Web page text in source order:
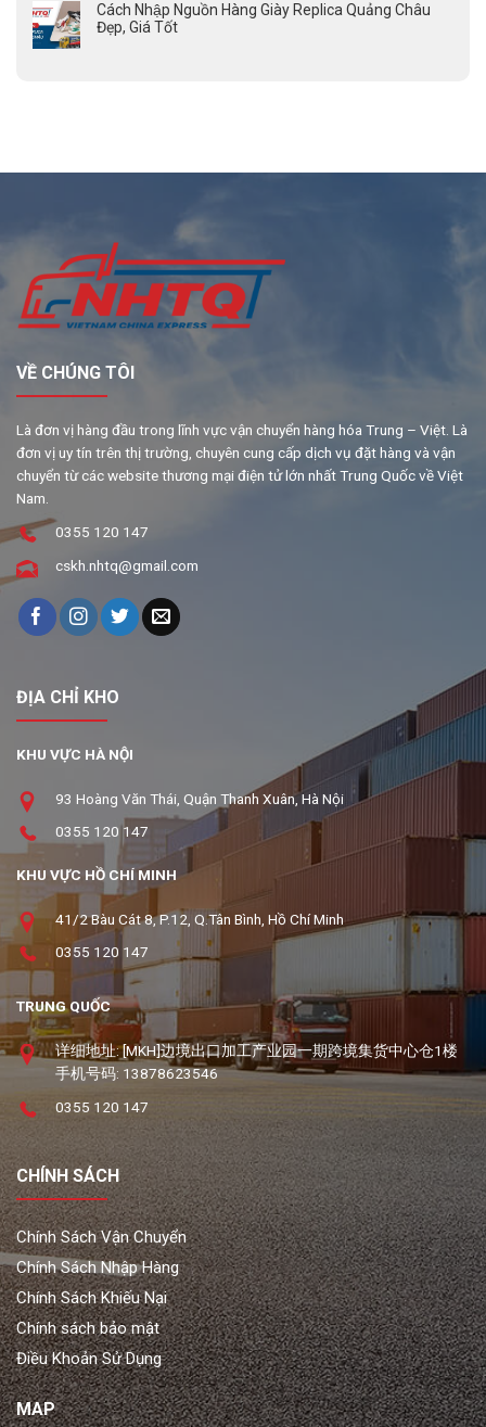
Cách Nhập Nguồn Hàng Giày Replica Quảng Châu
Đẹp, Giá Tốt
VỀ CHÚNG TÔI
Là đơn vị hàng đầu trong lĩnh vực vận chuyển hàng hóa Trung – Việt. Là
đơn vị uy tín trên thị trường, chuyên cung cấp dịch vụ đặt hàng và vận
chuyển từ các website thương mại điện tử lớn nhất Trung Quốc về Việt
Nam.
0355 120 147
cskh.nhtq@gmail.com
ĐỊA CHỈ KHO
KHU VỰC HÀ NỘI
93 Hoàng Văn Thái, Quận Thanh Xuân, Hà Nội
0355 120 147
KHU VỰC HỒ CHÍ MINH
41/2 Bàu Cát 8, P.12, Q.Tân Bình, Hồ Chí Minh
0355 120 147
TRUNG QUỐC
详细地址: [MKH]边境出口加工产业园一期跨境集货中心仓1楼
手机号码: 13878623546
0355 120 147
CHÍNH SÁCH
Chính Sách Vận Chuyển
Chính Sách Nhập Hàng
Chính Sách Khiếu Nại
Chính sách bảo mật
Điều Khoản Sử Dụng
MAP